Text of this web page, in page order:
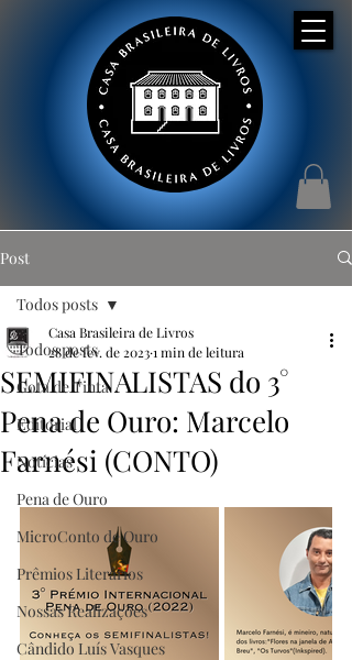
Post
Todos posts
Gota de Tinta
Editorial
Notícias
Pena de Ouro
MicroConto de Ouro
Prêmios Literários
Nossas Realizações
Cândido Luís Vasques
Todos posts
SEMIFINALISTAS do 3°
Pena de Ouro: Marcelo
Farnési (CONTO)
Casa Brasileira de Livros
28 de fev. de 20231 min de leitura